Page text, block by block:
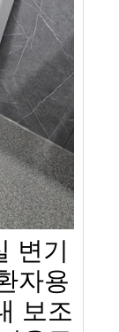
변기
자용
보조